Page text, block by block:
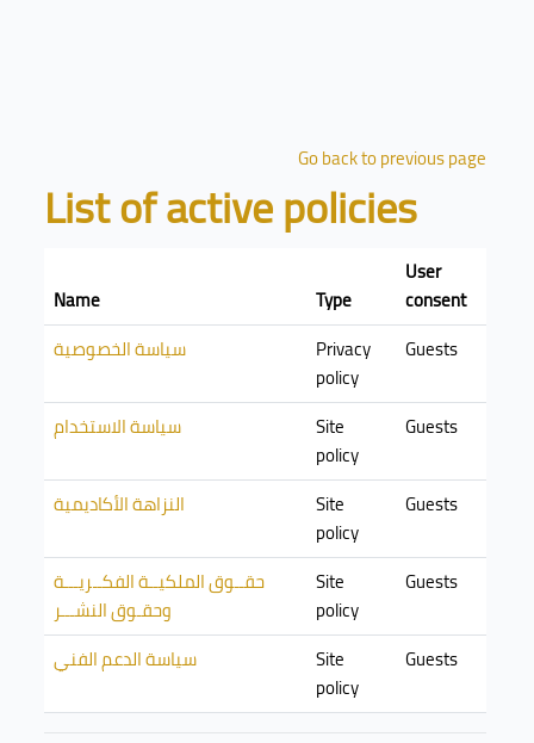
Go back to previous page
List of active policies
Name Type
User
consent
سياسة الخصوصية
Privacy
policy
Guests
سياسة الاستخدام
Site
policy
Guests
النزاهة الأكاديمية
Site
policy
Guests
حقــوق الملكيــة الفكــريـــة
وحقـوق النشـــر
Site
policy
Guests
سياسة الدعم الفني
Site
policy
Guests